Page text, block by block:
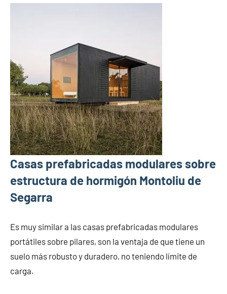
Casas prefabricadas modulares sobre
estructura de hormigón Montoliu de
Segarra
Es muy similar a las casas prefabricadas modulares
portátiles sobre pilares, son la ventaja de que tiene un
suelo más robusto y duradero, no teniendo límite de
carga.